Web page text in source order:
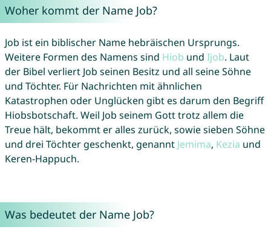
Woher kommt der Name Job?
Job ist ein biblischer Name hebräischen Ursprungs.
Weitere Formen des Namens sind Hiob und Ijob. Laut
der Bibel verliert Job seinen Besitz und all seine Söhne
und Töchter. Für Nachrichten mit ähnlichen
Katastrophen oder Unglücken gibt es darum den Begriff
Hiobsbotschaft. Weil Job seinem Gott trotz allem die
Treue hält, bekommt er alles zurück, sowie sieben Söhne
und drei Töchter geschenkt, genannt Jemima, Kezia und
Keren-Happuch.
Was bedeutet der Name Job?